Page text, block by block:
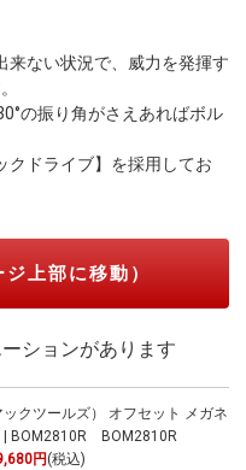
来ない状況で、威力を発揮す
の振り角がさえあればボル
クドライブ】を採用してお
上部に移動）
ションがあります
ックツールズ） オフセット メガネ
| BOM2810R BOM2810R
円 (税込)